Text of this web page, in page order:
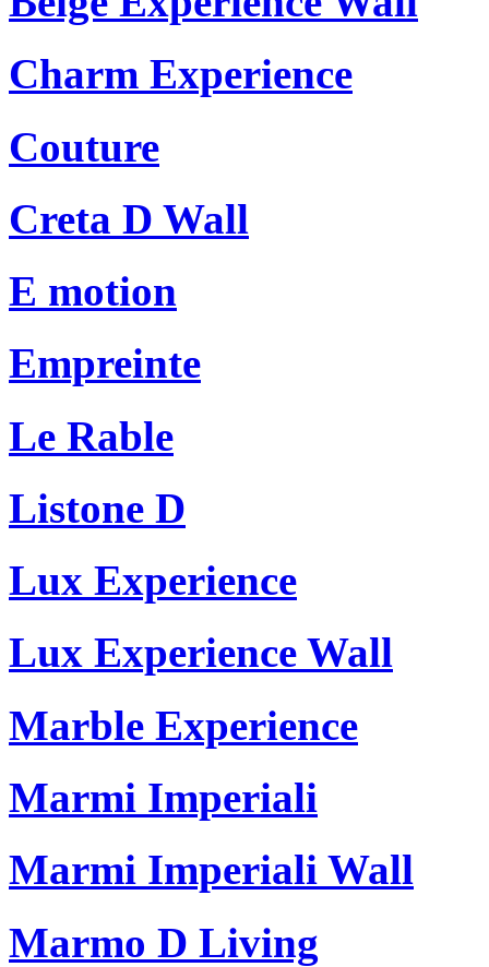
Charm Experience
Couture
Creta D Wall
E motion
Empreinte
Le Rable
Listone D
Lux Experience
Lux Experience Wall
Marble Experience
Marmi Imperiali
Marmi Imperiali Wall
Marmo D Living